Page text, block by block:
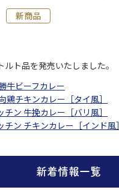
新商品
ト品を発売いたしました。
牛ビーフカレー
鶏チキンカレー［タイ風］
ン 牛挽カレー［バリ風］
ン チキンカレー［インド風］
新着情報一覧